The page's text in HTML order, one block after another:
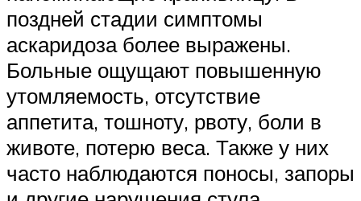
поздней стадии симптомы
аскаридоза более выражены.
Больные ощущают повышенную
утомляемость, отсутствие
аппетита, тошноту, рвоту, боли в
животе, потерю веса. Также у них
часто наблюдаются поносы, запоры